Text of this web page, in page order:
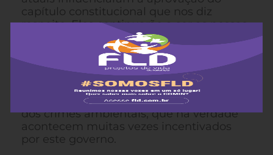
capítulo constitucional que nos diz
respeito. Eles continuarão a ser as nossas
referências, fontes de inspiração para
resistir aos ataques que com o atual
governo se intensificaram contra nós, por
meio de políticas e ações de
criminalização, mentiras e acusações que
buscam nos culpabilizar, por exemplo
dos crimes ambientais, que na verdade
acontecem muitas vezes incentivados
por este governo.